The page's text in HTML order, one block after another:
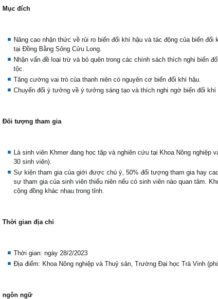
Mục đích
Nâng cao nhận thức về rủi ro biến đổi khí hậu và tác động của biến đổi
tại Đồng Bằng Sông Cửu Long.
Nhận vấn đề loại trừ và bỏ quên trong các chính sách thích nghi biến
tộc.
Tăng cường vai trò của thanh niên có nguyên cơ biến đổi khí hậu.
Chuyển đổi ý tưởng về ý tưởng sáng tạo và thích nghi ngờ biến đổi khí
Đối tượng tham gia
Là sinh viên Khmer đang học tập và nghiên cứu tại Khoa Nông nghiệp
30 sinh viên).
Sự kiện tham gia của giới được chú ý, 50% đối tượng tham gia hay
sự tham gia của sinh viên thiếu niên nếu có sinh viên nào quan tâm.
cộng đồng khác nhau trong tỉnh.
Thời gian địa chỉ
Thời gian: ngày 28/2/2023
Địa điểm: Khoa Nông nghiệp và Thuỷ sản, Trường Đại học Trà Vinh
ngôn ngữ